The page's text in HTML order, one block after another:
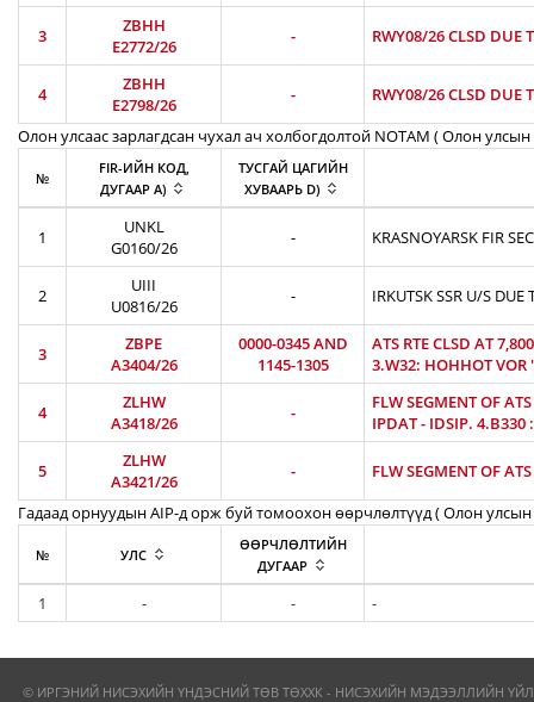
3
ZBHH
E2772/26
- RWY08/26 CLSD DUE
4
ZBHH
E2798/26
-
RWY08/26 CLSD DUE
Олон улсаас зарлагдсан чухал ач холбогдолтой NOTAM ( Олон улсын
№
FIR-ИЙН КОД,
ДУГААР A)
ТУСГАЙ ЦАГИЙН
ХУВААРЬ D)
1
UNKL
G0160/26
- KRASNOYARSK FIR
2
UIII
U0816/26
- IRKUTSK SSR U/S DUE
3
ZBPE
A3404/26
0000-0345 AND
1145-1305
ATS RTE CLSD AT
3.W32: HOHHOT VOR
4
ZLHW
A3418/26
-
FLW SEGMENT OF
IPDAT - IDSIP. 4.B330
5
ZLHW
A3421/26
-
FLW SEGMENT OF
Гадаад орнуудын AIP-д орж буй томоохон өөрчлөлтүүд ( Олон улсын
№ УЛС
ӨӨРЧЛӨЛТИЙН
ДУГААР
1 - - -
© ИРГЭНИЙ НИСЭХИЙН ҮНДЭСНИЙ ТӨВ ТӨХХК - НИСЭХИЙН МЭДЭЭЛЛИЙН